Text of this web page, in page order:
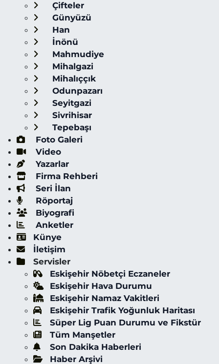
Çifteler
Günyüzü
Han
İnönü
Mahmudiye
Mihalgazi
Mihalıççık
Odunpazarı
Seyitgazi
Sivrihisar
Tepebaşı
Foto Galeri
Video
Yazarlar
Firma Rehberi
Seri İlan
Röportaj
Biyografi
Anketler
Künye
İletişim
Servisler
Eskişehir Nöbetçi Eczaneler
Eskişehir Hava Durumu
Eskişehir Namaz Vakitleri
Eskişehir Trafik Yoğunluk Haritası
Süper Lig Puan Durumu ve Fikstür
Tüm Manşetler
Son Dakika Haberleri
Haber Arşivi